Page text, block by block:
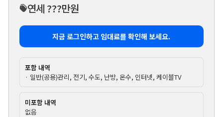
연세 ???만원
지금 로그인하고 임대료를 확인해 보세요.
포함 내역
· 일반(공용)관리, 전기, 수도, 난방, 온수, 인터넷, 케이블TV
미포함 내역
없음